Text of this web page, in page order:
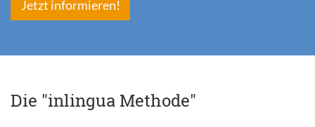
Jetzt informieren!
Die "inlingua Methode"